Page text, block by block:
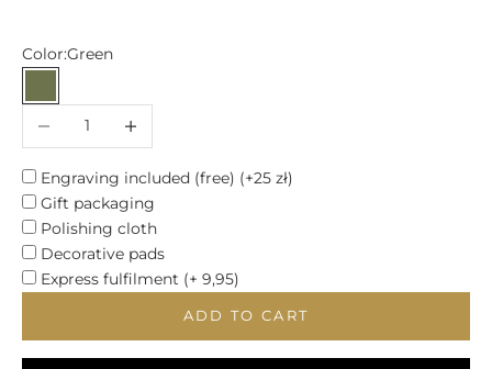
Color:Green
Green
Engraving included (free) (+25 zł)
Gift packaging
Polishing cloth
Decorative pads
Express fulfilment (+ 9,95)
Decrease quantity
ADD TO CART